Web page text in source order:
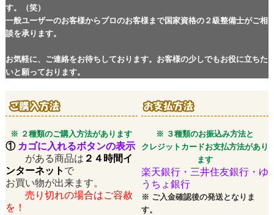
す。（笑）
一般ユーザーのお客様からプロのお客様まで国家資格の２級整備士がご相
談を承ります。
お気軽に、ご連絡をお待ちしております。お客様の少しでもお役に立ちた
いと願っております。
※ ２種類のご購入方法があります
※ ３種類のお振込み方法と
クレジットカードお支払方法があり
ます
① カゴに入れるボタンの表示
がある商品は ２４時間イ
ンターネット で
お買い物が出来ます。
売り切れの場合はご容赦
を！
楽天銀行・三井住友銀行・ゆ
うちょ銀行
※ ご入金確認後の発送となりま
す。